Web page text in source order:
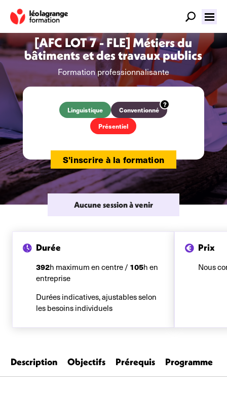
[AFC LOT 7 - FLE] Métiers du
bâtiments et des travaux publics
Formation professionnalisante
Linguistique
Conventionné
Présentiel
S'inscrire à la formation
Aucune session à venir
Durée
392h maximum en centre / 105h en
entreprise
Durées indicatives, ajustables selon
les besoins individuels
Prix
Nous
Description Objectifs Prérequis Programme